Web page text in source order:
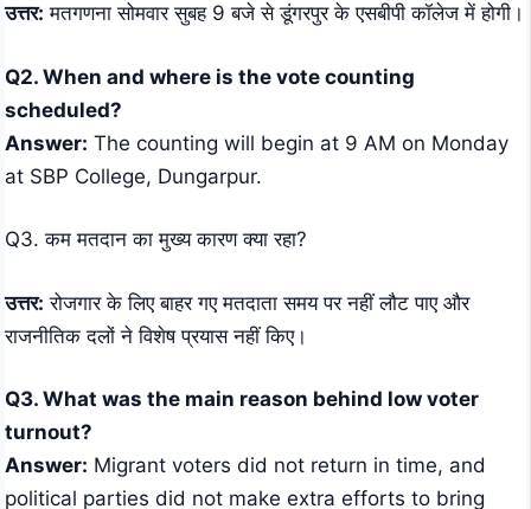
उत्तर: मतगणना सोमवार सुबह 9 बजे से डूंगरपुर के एसबीपी कॉलेज में होगी।
Q2. When and where is the vote counting
scheduled?
Answer: The counting will begin at 9 AM on Monday
at SBP College, Dungarpur.
Q3. कम मतदान का मुख्य कारण क्या रहा?
उत्तर: रोजगार के लिए बाहर गए मतदाता समय पर नहीं लौट पाए और
राजनीतिक दलों ने विशेष प्रयास नहीं किए।
Q3. What was the main reason behind low voter
turnout?
Answer: Migrant voters did not return in time, and
political parties did not make extra efforts to bring